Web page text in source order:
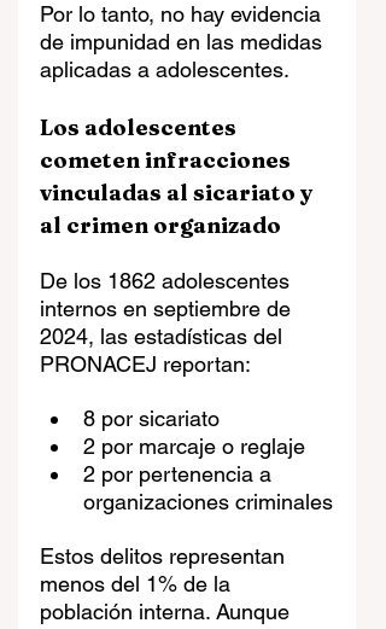
Por lo tanto, no hay evidencia
de impunidad en las medidas
aplicadas a adolescentes.
Los adolescentes
cometen infracciones
vinculadas al sicariato y
al crimen organizado
De los 1862 adolescentes
internos en septiembre de
2024, las estadísticas del
PRONACEJ reportan:
8 por sicariato
2 por marcaje o reglaje
2 por pertenencia a
organizaciones criminales
Estos delitos representan
menos del 1% de la
población interna. Aunque